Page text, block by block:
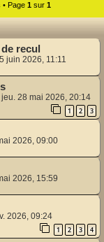
h
e
• Page 1 sur 1
recul
juin 2026, 11:11
jeu. 28 mai 2026, 20:14
1 2 3
2026, 09:00
2026, 15:59
2026, 09:24
1 2 3 4